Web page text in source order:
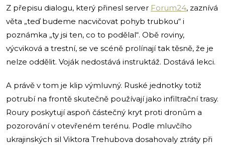
Z přepisu dialogu, který přinesl server Forum24, zaznívá
věta „teď budeme nacvičovat pohyb trubkou“ i
poznámka „ty jsi ten, co to podělal“. Obě roviny,
výcviková a trestní, se ve scéně prolínají tak těsně, že je
nelze oddělit. Voják nedostává instruktáž. Dostává lekci.
A právě v tom je klip výmluvný. Ruské jednotky totiž
potrubí na frontě skutečně používají jako infiltrační trasy.
Roury poskytují aspoň částečný kryt proti dronům a
pozorování v otevřeném terénu. Podle mluvčího
ukrajinských sil Viktora Trehubova dosahovaly ztráty při